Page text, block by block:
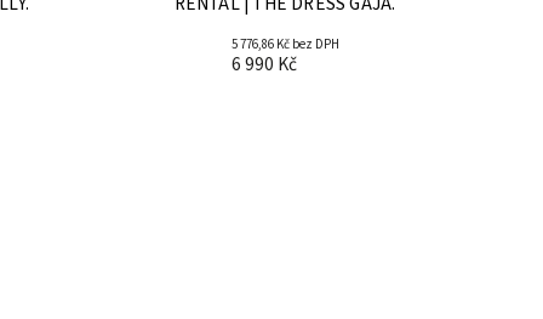
5 776,86 Kč bez DPH
6 990 Kč